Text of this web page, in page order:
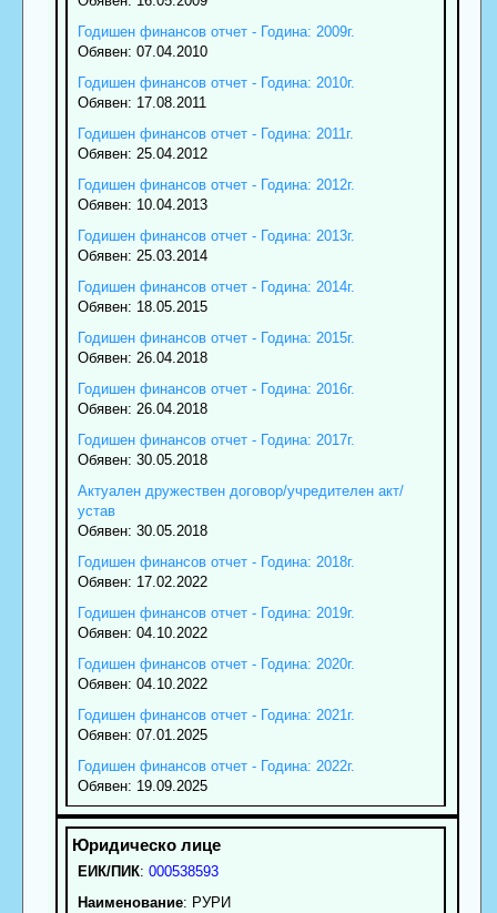
Годишен финансов отчет - Година: 2009г.
Обявен: 07.04.2010
Годишен финансов отчет - Година: 2010г.
Обявен: 17.08.2011
Годишен финансов отчет - Година: 2011г.
Обявен: 25.04.2012
Годишен финансов отчет - Година: 2012г.
Обявен: 10.04.2013
Годишен финансов отчет - Година: 2013г.
Обявен: 25.03.2014
Годишен финансов отчет - Година: 2014г.
Обявен: 18.05.2015
Годишен финансов отчет - Година: 2015г.
Обявен: 26.04.2018
Годишен финансов отчет - Година: 2016г.
Обявен: 26.04.2018
Годишен финансов отчет - Година: 2017г.
Обявен: 30.05.2018
Актуален дружествен договор/учредителен акт/
устав
Обявен: 30.05.2018
Годишен финансов отчет - Година: 2018г.
Обявен: 17.02.2022
Годишен финансов отчет - Година: 2019г.
Обявен: 04.10.2022
Годишен финансов отчет - Година: 2020г.
Обявен: 04.10.2022
Годишен финансов отчет - Година: 2021г.
Обявен: 07.01.2025
Годишен финансов отчет - Година: 2022г.
Обявен: 19.09.2025
ЕИК/ПИК: 000538593
Наименование: РУРИ